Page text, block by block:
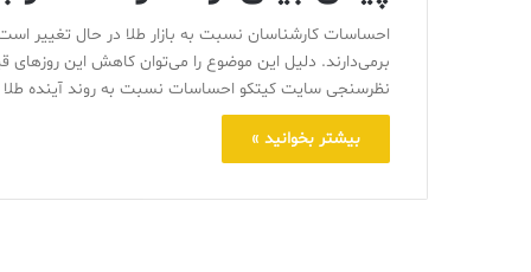
احساسات کارشناسان نسبت به بازار طلا در حال تغییر است
برمی‌دارند. دلیل این موضوع را می‌توان کاهش این
نظرسنجی سایت کیتکو احساسات نسبت به روند آینده
بیشتر بخوانید »